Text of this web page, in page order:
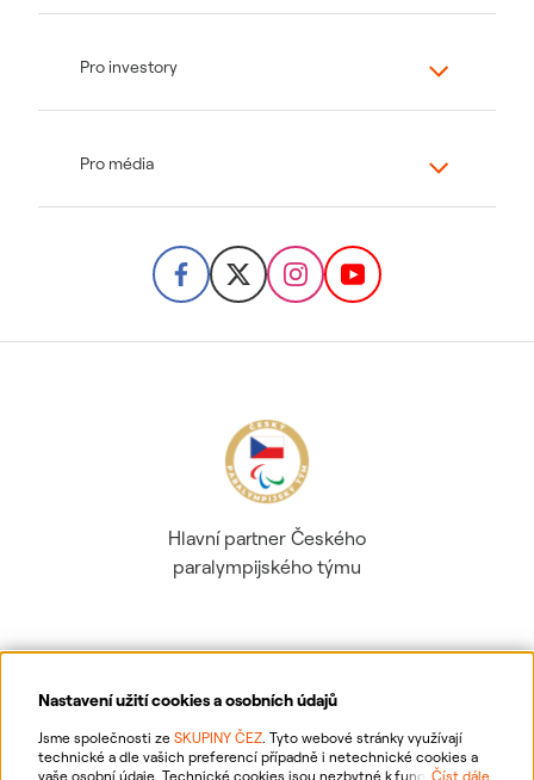
Nastavení užití cookies a osobních údajů
Jsme společnosti ze SKUPINY ČEZ. Tyto webové stránky využívají
technické a dle vašich preferencí případně i netechnické cookies a
vaše osobní údaje. Technické cookies jsou nezbytné k fungováníČíst dále
Pro investory
Pro média
Hlavní partner Českého
paralympijského týmu
Ochrana osobních údajů